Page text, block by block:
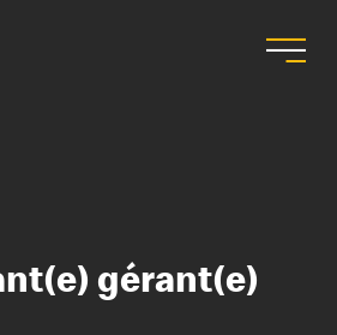
gérant(e)